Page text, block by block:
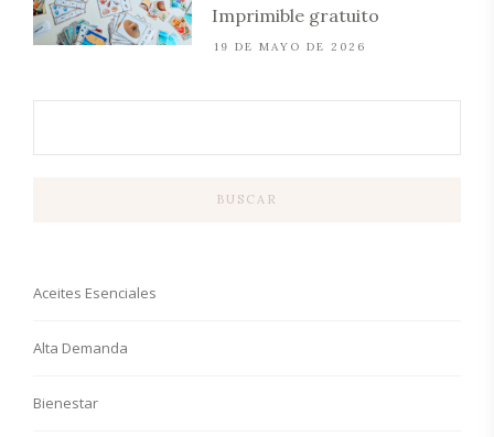
Imprimible gratuito
19 DE MAYO DE 2026
BUSCAR
Aceites Esenciales
Alta Demanda
Bienestar